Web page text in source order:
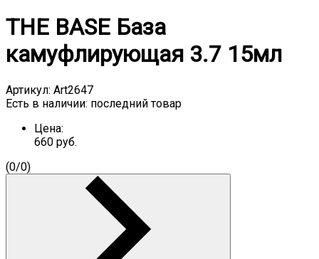
THE BASE База
камуфлирующая 3.7 15мл
Артикул: Art2647
Есть в наличии: последний товар
Цена:
660 руб.
(0/0)